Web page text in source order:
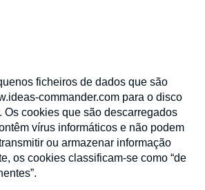
ficheiros de dados que são
commander.com para o disco
Os cookies que são descarregados
vírus informáticos e não podem
ou armazenar informação
os cookies classificam-se como “de